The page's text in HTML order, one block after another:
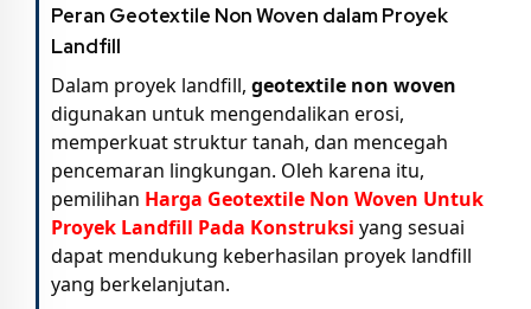
Peran Geotextile Non Woven dalam Proyek
Landfill
Dalam proyek landfill, geotextile non woven
digunakan untuk mengendalikan erosi,
memperkuat struktur tanah, dan mencegah
pencemaran lingkungan. Oleh karena itu,
pemilihan Harga Geotextile Non Woven Untuk
Proyek Landfill Pada Konstruksi yang sesuai
dapat mendukung keberhasilan proyek landfill
yang berkelanjutan.